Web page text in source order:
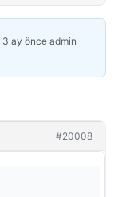
3 ay önce admin
#20008